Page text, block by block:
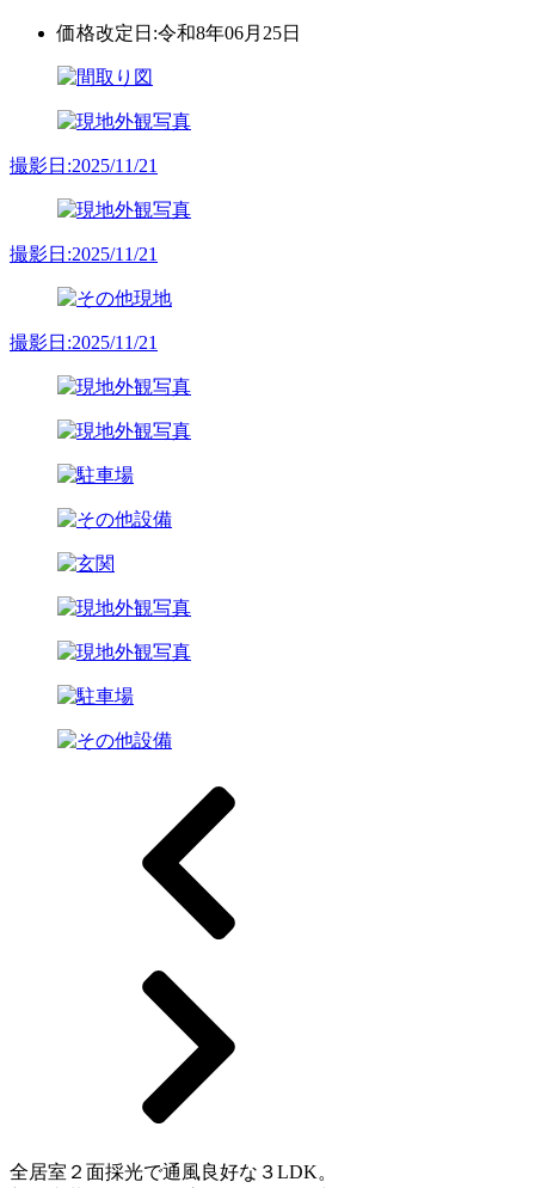
価格改定日:令和8年06月25日
撮影日:2025/11/21
撮影日:2025/11/21
撮影日:2025/11/21
全居室２面採光で通風良好な３LDK。